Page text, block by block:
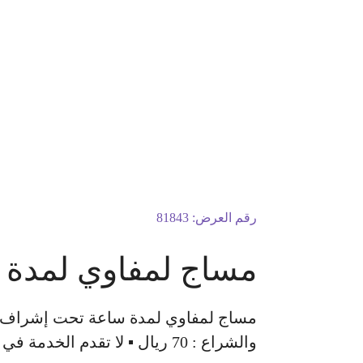
رقم العرض:81843
مساج لمفاوي
والشراع : 70 ريال ▪ لا تقدم الخدمة في الفنادق والشقق المفروشة